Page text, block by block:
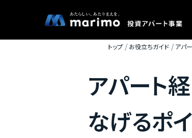
トップ お役立ちガイド アパ
アパート
なげるポ